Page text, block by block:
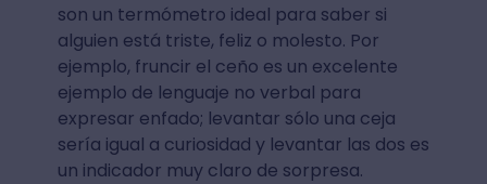
son un termómetro ideal para saber si
alguien está triste, feliz o molesto. Por
ejemplo, fruncir el ceño es un excelente
ejemplo de lenguaje no verbal para
expresar enfado; levantar sólo una ceja
sería igual a curiosidad y levantar las dos es
un indicador muy claro de sorpresa.